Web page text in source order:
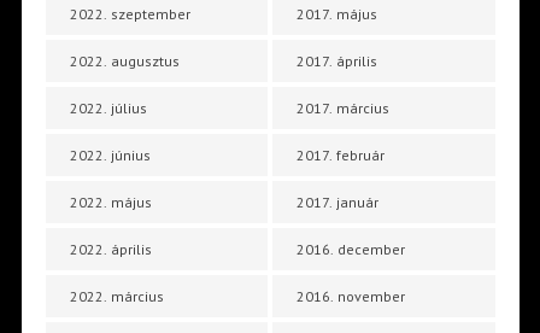
2022. szeptember
2022. augusztus
2022. július
2022. június
2022. május
2022. április
2022. március
2017. május
2017. április
2017. március
2017. február
2017. január
2016. december
2016. november